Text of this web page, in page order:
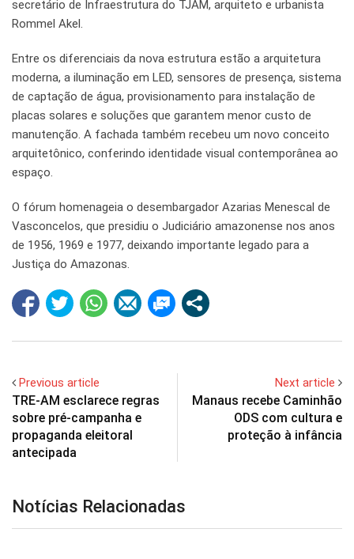
secretário de Infraestrutura do TJAM, arquiteto e urbanista
Rommel Akel.
Entre os diferenciais da nova estrutura estão a arquitetura
moderna, a iluminação em LED, sensores de presença, sistema
de captação de água, provisionamento para instalação de
placas solares e soluções que garantem menor custo de
manutenção. A fachada também recebeu um novo conceito
arquitetônico, conferindo identidade visual contemporânea ao
espaço.
O fórum homenageia o desembargador Azarias Menescal de
Vasconcelos, que presidiu o Judiciário amazonense nos anos
de 1956, 1969 e 1977, deixando importante legado para a
Justiça do Amazonas.
Previous article
TRE-AM esclarece regras
sobre pré-campanha e
propaganda eleitoral
antecipada
Next article
Manaus recebe Caminhão
ODS com cultura e
proteção à infância
Notícias Relacionadas